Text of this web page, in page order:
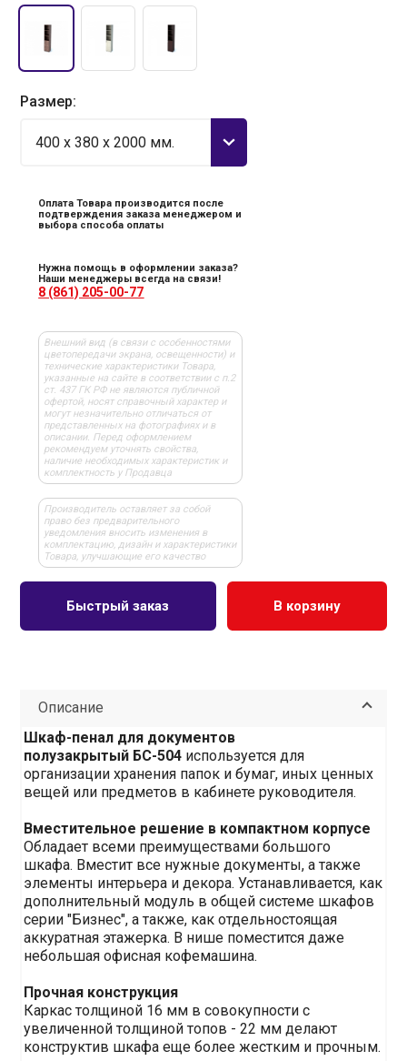
Размер:
400 x 380 x 2000 мм.
Оплата Товара производится после
подтверждения заказа менеджером и
выбора способа оплаты
Нужна помощь в оформлении заказа?
Наши менеджеры всегда на связи!
8 (861) 205-00-77
Внешний вид (в связи с особенностями
цветопередачи экрана, освещенности) и
технические характеристики Товара,
указанные на сайте в соответствии с п.2
ст. 437 ГК РФ не являются публичной
офертой, носят справочный характер и
могут незначительно отличаться от
представленных на фотографиях и в
описании. Перед оформлением
рекомендуем уточнять свойства,
наличие необходимых характеристик и
комплектность у Продавца
Производитель оставляет за собой
право без предварительного
уведомления вносить изменения в
комплектацию, дизайн и характеристики
Товара, улучшающие его качество
В корзину
Быстрый заказ
Описание
Шкаф-пенал для документов
полузакрытый БС-504 используется для
организации хранения папок и бумаг, иных ценных
вещей или предметов в кабинете руководителя.
Вместительное решение в компактном корпусе
Обладает всеми преимуществами большого
шкафа. Вместит все нужные документы, а также
элементы интерьера и декора. Устанавливается, как
дополнительный модуль в общей системе шкафов
серии "Бизнес", а также, как отдельностоящая
аккуратная этажерка. В нише поместится даже
небольшая офисная кофемашина.
Прочная конструкция
Каркас толщиной 16 мм в совокупности с
увеличенной толщиной топов - 22 мм делают
конструктив шкафа еще более жестким и прочным.